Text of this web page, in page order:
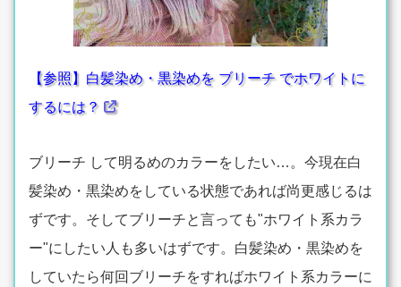
【参照】白髪染め・黒染めを ブリーチ でホワイトに
するには？
ブリーチ して明るめのカラーをしたい…。今現在白
髪染め・黒染めをしている状態であれば尚更感じるは
ずです。そしてブリーチと言っても"ホワイト系カラ
ー"にしたい人も多いはずです。白髪染め・黒染めを
していたら何回ブリーチをすればホワイト系カラーに